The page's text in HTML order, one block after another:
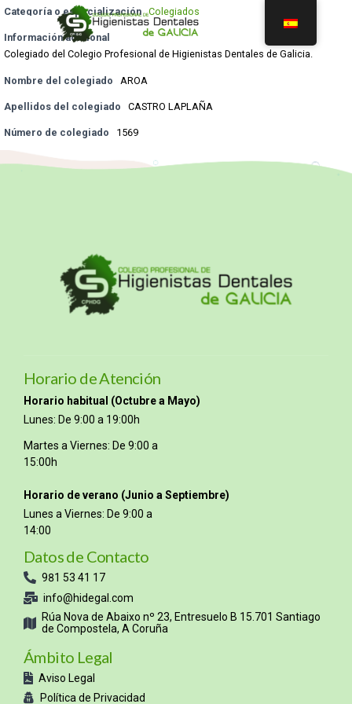
Categoría o especialización Colegiados
Información adicional
Colegiado del Colegio Profesional de Higienistas Dentales de Galicia.
Nombre del colegiado AROA
Apellidos del colegiado CASTRO LAPLAÑA
Número de colegiado 1569
Horario de Atención
Horario habitual (Octubre a Mayo)
Lunes: De 9:00 a 19:00h
Martes a Viernes: De 9:00 a
15:00h
Horario de verano (Junio a Septiembre)
Lunes a Viernes: De 9:00 a
14:00
Datos de Contacto
981 53 41 17
info@hidegal.com
Rúa Nova de Abaixo nº 23, Entresuelo B 15.701 Santiago
de Compostela, A Coruña
Ámbito Legal
Aviso Legal
Política de Privacidad